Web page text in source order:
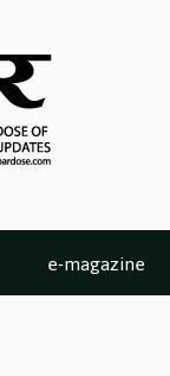
e-magazine